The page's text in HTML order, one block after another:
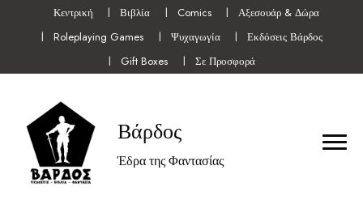
Κεντρική Βιβλία Comics
Αξεσουάρ & Δώρα
Roleplaying Games
Ψυχαγωγία
Εκδόσεις Βάρδος
Gift Boxes
Σε Προσφορά
Βάρδος
Έδρα της Φαντασίας